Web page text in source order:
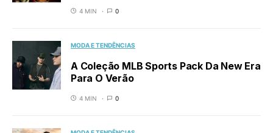
4 MIN 0
MODA E TENDÊNCIAS
A Coleção MLB Sports Pack Da New Era
Para O Verão
4 MIN 0